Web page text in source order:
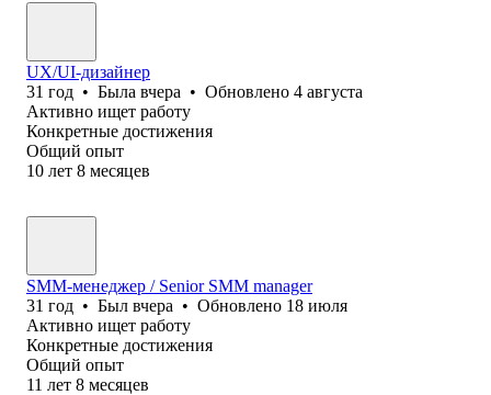
UX/UI-дизайнер
31 год • Была вчера • Обновлено 4 августа
Активно ищет работу
Конкретные достижения
Общий опыт
10 лет 8 месяцев
SMM-менеджер / Senior SMM manager
31 год • Был вчера • Обновлено 18 июля
Активно ищет работу
Конкретные достижения
Общий опыт
11 лет 8 месяцев